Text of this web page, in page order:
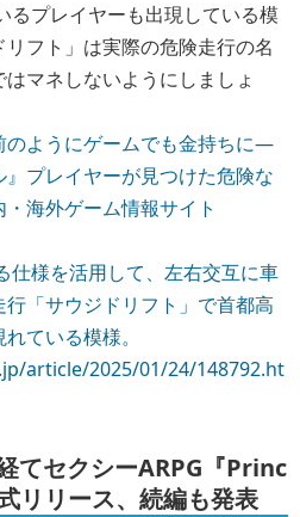
るプレイヤーも出現している模
フト」は実際の危険走行の名
マネしないようにしましょ
のようにゲームでも金持ちに―
プレイヤーが見つけた危険な
海外ゲーム情報サイト
仕様を活用して、左右交互に車
「サウジドリフト」で首都高
ている模様。
article/2025/01/24/148792.ht
てセクシーARPG『Princ
リリース、続編も発表